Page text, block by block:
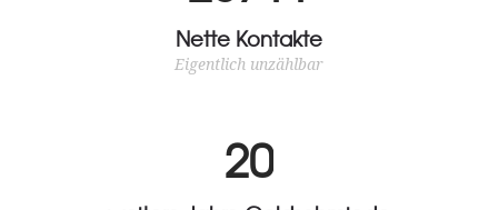
Nette Kontakte
Eigentlich unzählbar
20